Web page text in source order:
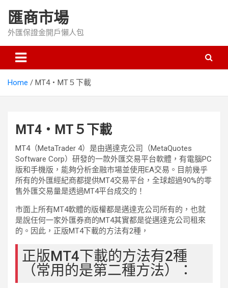
content
匯商市場
外匯保證金開戶懶人包
Home MT4・MT５下載
MT4・MT５下載
MT4（MetaTrader 4）是由邁達克公司（MetaQuotes
Software Corp）研發的一款外匯交易平台軟體，有電腦PC
版和手機版，能夠分析金融市場並使用EA交易。目前幾乎
所有的外匯經紀商都提供MT4交易平台，全球超過90%的零
售外匯交易量是透過MT4平台成交的！
市面上所有MT4軟體的版權都是邁達克公司所有的，也就
是說任何一家外匯券商的MT4其實都是從邁達克公司租來
的。因此，正版MT4下載的方法有2種，
正版MT4下載的方法有2種
（常用的是第二種方法）：